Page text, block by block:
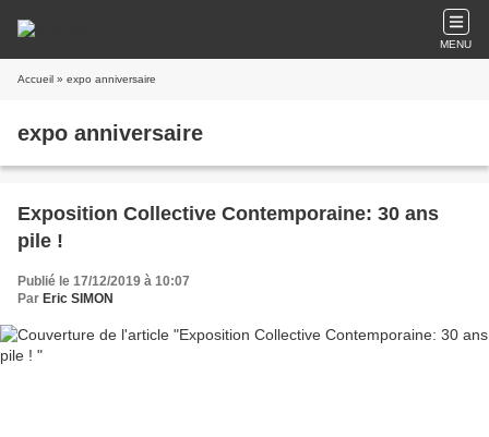
MENU
Accueil » expo anniversaire
expo anniversaire
Exposition Collective Contemporaine: 30 ans
pile !
Publié le 17/12/2019 à 10:07
Par Eric SIMON